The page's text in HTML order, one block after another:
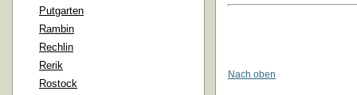
Putgarten
Rambin
Rechlin
Rerik
Rostock
Nach oben